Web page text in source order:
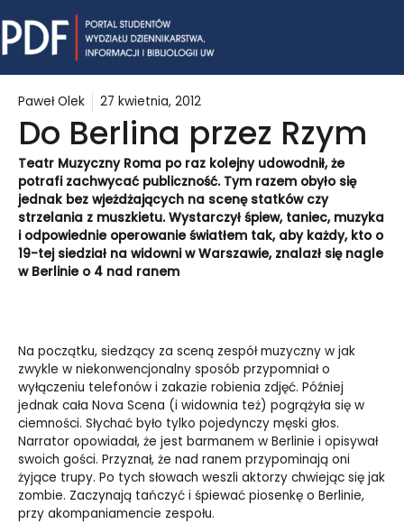
to
content
Paweł Olek 27 kwietnia, 2012
Do Berlina przez Rzym
Teatr Muzyczny Roma po raz kolejny udowodnił, że
potrafi zachwycać publiczność. Tym razem obyło się
jednak bez wjeżdżających na scenę statków czy
strzelania z muszkietu. Wystarczył śpiew, taniec, muzyka
i odpowiednie operowanie światłem tak, aby każdy, kto o
19-tej siedział na widowni w Warszawie, znalazł się nagle
w Berlinie o 4 nad ranem
Na początku, siedzący za sceną zespół muzyczny w jak
zwykle w niekonwencjonalny sposób przypomniał o
wyłączeniu telefonów i zakazie robienia zdjęć. Później
jednak cała Nova Scena (i widownia też) pogrążyła się w
ciemności. Słychać było tylko pojedynczy męski głos.
Narrator opowiadał, że jest barmanem w Berlinie i opisywał
swoich gości. Przyznał, że nad ranem przypominają oni
żyjące trupy. Po tych słowach weszli aktorzy chwiejąc się jak
zombie. Zaczynają tańczyć i śpiewać piosenkę o Berlinie,
przy akompaniamencie zespołu.